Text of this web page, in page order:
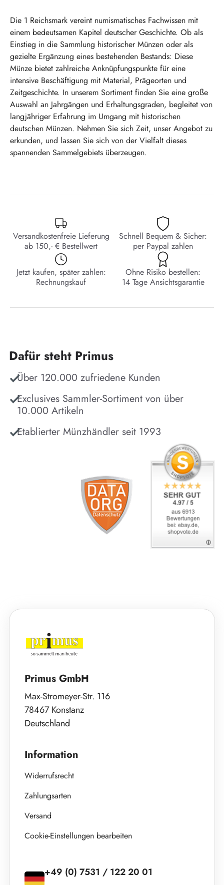
Die 1 Reichsmark vereint numismatisches Fachwissen mit
einem bedeutsamen Kapitel deutscher Geschichte. Ob als
Einstieg in die Sammlung historischer Münzen oder als
gezielte Ergänzung eines bestehenden Bestands: Diese
Münze bietet zahlreiche Anknüpfungspunkte für eine
intensive Beschäftigung mit Material, Prägeorten und
Zeitgeschichte. In unserem Sortiment finden Sie eine große
Auswahl an Jahrgängen und Erhaltungsgraden, begleitet von
langjähriger Erfahrung im Umgang mit historischen
deutschen Münzen. Nehmen Sie sich Zeit, unser Angebot zu
erkunden, und lassen Sie sich von der Vielfalt dieses
spannenden Sammelgebiets überzeugen.
Versandkostenfreie Lieferung
ab 150,- € Bestellwert
Schnell Bequem & Sicher:
per Paypal zahlen
Jetzt kaufen, später zahlen:
Rechnungskauf
Ohne Risiko bestellen:
14 Tage Ansichtsgarantie
Dafür steht Primus
Über 120.000 zufriedene Kunden
Exclusives Sammler-Sortiment von über
10.000 Artikeln
Etablierter Münzhändler seit 1993
Primus GmbH
Max-Stromeyer-Str. 116
78467 Konstanz
Deutschland
Information
Widerrufsrecht
Zahlungsarten
Versand
Cookie-Einstellungen bearbeiten
+49 (0) 7531 / 122 20 01